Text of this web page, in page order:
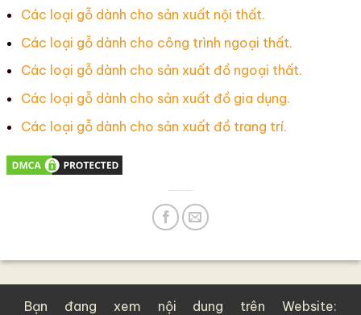
Các loại gỗ dành cho sản xuất nội thất.
Các loại gỗ dành cho công trình ngoại thất.
Các loại gỗ dành cho sản xuất đồ ngoại thất.
Các loại gỗ dành cho sản xuất đồ gia dụng.
Các loại gỗ dành cho sản xuất đồ trang trí.
Bạn đang xem nội dung trên Website: